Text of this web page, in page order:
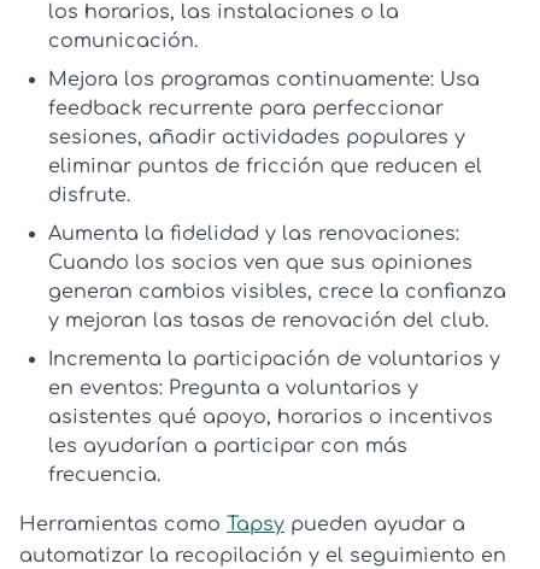
los horarios, las instalaciones o la
comunicación.
Mejora los programas continuamente: Usa
feedback recurrente para perfeccionar
sesiones, añadir actividades populares y
eliminar puntos de fricción que reducen el
disfrute.
Aumenta la fidelidad y las renovaciones:
Cuando los socios ven que sus opiniones
generan cambios visibles, crece la confianza
y mejoran las tasas de renovación del club.
Incrementa la participación de voluntarios y
en eventos: Pregunta a voluntarios y
asistentes qué apoyo, horarios o incentivos
les ayudarían a participar con más
frecuencia.
Herramientas como Tapsy pueden ayudar a
automatizar la recopilación y el seguimiento en